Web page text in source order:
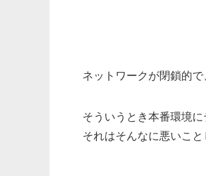
ネットワークが閉鎖的
そういうとき本番環境
それはそんなに悪いこ